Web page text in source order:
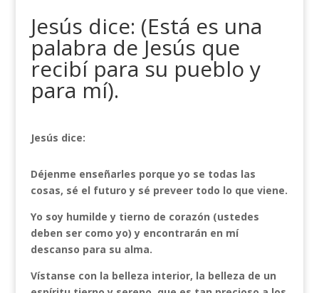
Jesús dice: (Está es una
palabra de Jesús que
recibí para su pueblo y
para mí).
Jesús dice:
Déjenme enseñarles porque yo se todas las
cosas, sé el futuro y sé preveer todo lo que viene.
Yo soy humilde y tierno de corazón (ustedes
deben ser como yo) y encontrarán en mí
descanso para su alma.
Vístanse con la belleza interior, la belleza de un